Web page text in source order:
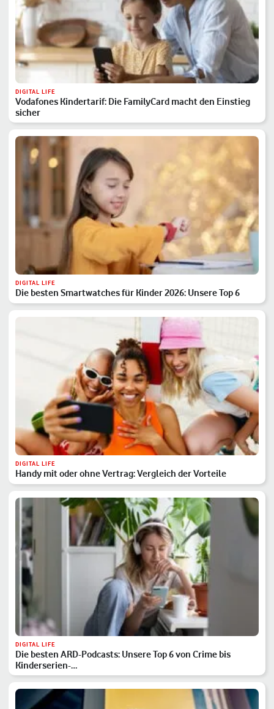
DIGITAL LIFE
Vodafones Kindertarif: Die FamilyCard macht den Einstieg
sicher
DIGITAL LIFE
Die besten Smartwatches für Kinder 2026: Unsere Top 6
DIGITAL LIFE
Handy mit oder ohne Vertrag: Vergleich der Vorteile
DIGITAL LIFE
Die besten ARD-Podcasts: Unsere Top 6 von Crime bis
Kinderserien-…